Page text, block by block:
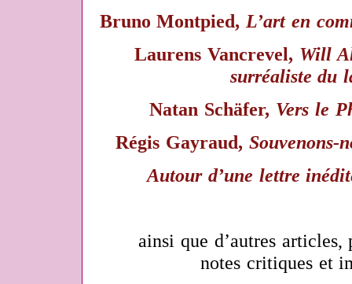
Bruno Montpied, L’art en
Laurens Vancrevel, Will
surréaliste du
Natan Schäfer, Vers le
Régis Gayraud, Souvenons-
Autour d’une lettre
ainsi que d’autres articles,
notes critiques et